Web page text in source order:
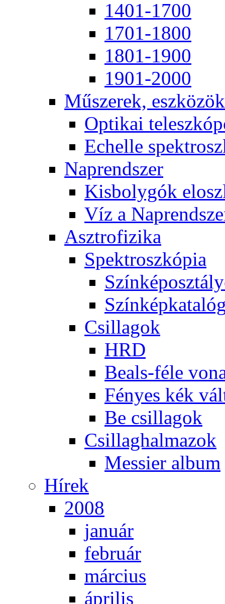
1401-1700
1701-1800
1801-1900
1901-2000
Mű­sze­rek, esz­kö­zök
Op­ti­kai
Echel­le
Nap­rend­szer
Kis­boly­gók
Víz a
Aszt­ro­fi­zi­ka
Spekt­rosz­kó­pia
Csil­la­gok
HRD
Be­als-fé­le
Fé­nyes kék
Be csil­la­gok
Csil­lag­hal­ma­zok
Mes­si­er al­bum
Hí­rek
2008
ja­nu­ár
feb­ru­ár
már­ci­us
áp­ri­lis